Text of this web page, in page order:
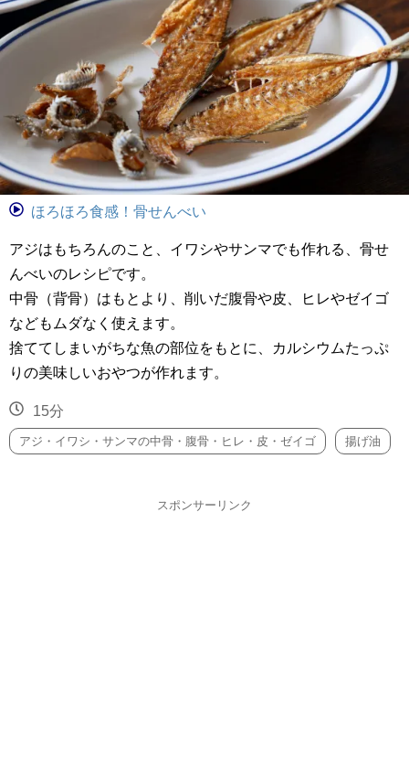
ほろほろ食感！骨せんべい
アジはもちろんのこと、イワシやサンマでも作れる、骨せ
んべいのレシピです。
中骨（背骨）はもとより、削いだ腹骨や皮、ヒレやゼイゴ
などもムダなく使えます。
捨ててしまいがちな魚の部位をもとに、カルシウムたっぷ
りの美味しいおやつが作れます。
15分
アジ・イワシ・サンマの中骨・腹骨・ヒレ・皮・ゼイゴ 揚げ油
スポンサーリンク